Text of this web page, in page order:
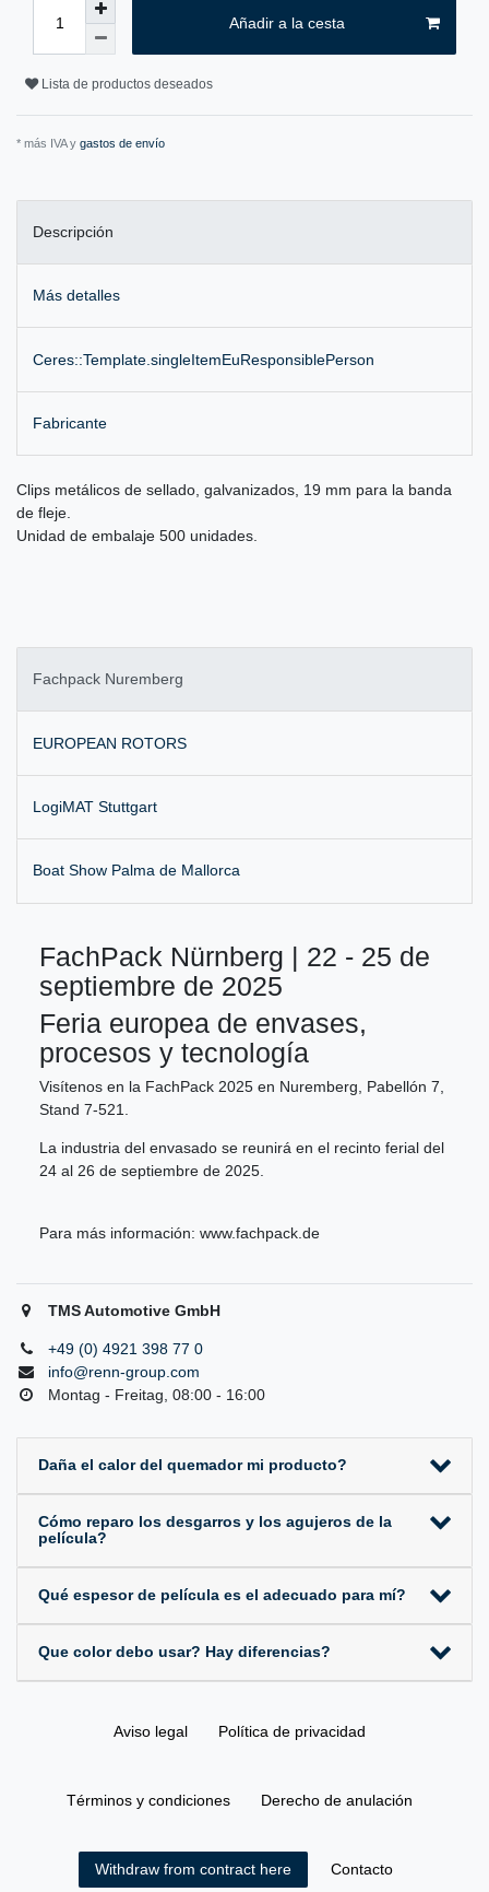
Añadir a la cesta
Lista de productos deseados
* más IVA y gastos de envío
Descripción
Más detalles
Ceres::Template.singleItemEuResponsiblePerson
Fabricante
Clips metálicos de sellado, galvanizados, 19 mm para la banda
de fleje.
Unidad de embalaje 500 unidades.
Fachpack Nuremberg
EUROPEAN ROTORS
LogiMAT Stuttgart
Boat Show Palma de Mallorca
FachPack Nürnberg | 22 - 25 de
septiembre de 2025
Feria europea de envases,
procesos y tecnología
Visítenos en la FachPack 2025 en Nuremberg, Pabellón 7,
Stand 7-521.
La industria del envasado se reunirá en el recinto ferial del
24 al 26 de septiembre de 2025.
Para más información: www.fachpack.de
TMS Automotive GmbH
+49 (0) 4921 398 77 0
info@renn-group.com
Montag - Freitag, 08:00 - 16:00
Daña el calor del quemador mi producto?
Cómo reparo los desgarros y los agujeros de la
película?
Qué espesor de película es el adecuado para mí?
Que color debo usar? Hay diferencias?
Aviso legal Política de privacidad
Términos y condiciones Derecho de anulación
Withdraw from contract here Contacto